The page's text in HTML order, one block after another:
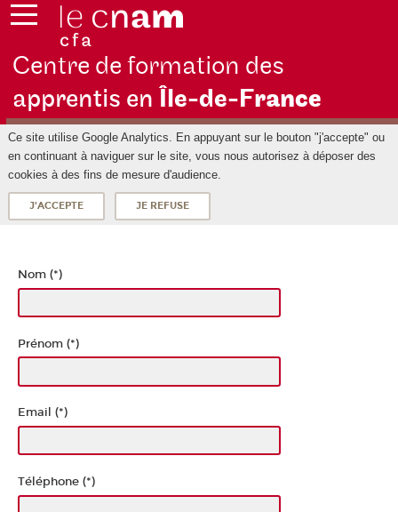
Centre de formation des
apprentis en Île-de-France
Ce site utilise Google Analytics. En appuyant sur le bouton "j'accepte" ou
en continuant à naviguer sur le site, vous nous autorisez à déposer des
cookies à des fins de mesure d'audience.
J'ACCEPTE JE REFUSE
Nom (*)
Prénom (*)
Email (*)
Téléphone (*)